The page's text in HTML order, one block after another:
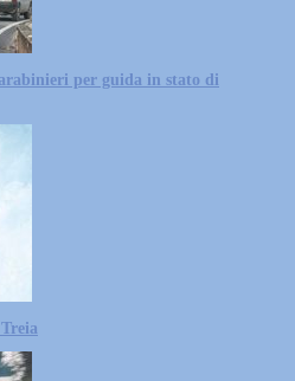
per guida in stato di